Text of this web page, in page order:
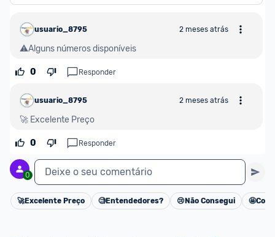
usuario_8795 2 meses atrás
⚠️Alguns números disponíveis
0 Responder
usuario_8795 2 meses atrás
🚀 Excelente Preço
0 Responder
0 Deixe o seu comentário
Cancelar
🚀Excelente Preço 🧐Entendedores? 😢 Não Consegui 🤩